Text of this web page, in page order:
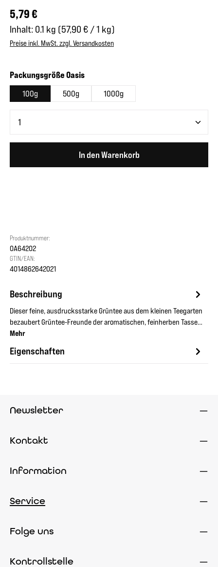
Regulärer Preis:
5,79 €
Inhalt: 0.1 kg (57,90 € / 1 kg)
Preise inkl. MwSt. zzgl. Versandkosten
Packungsgröße Oasisauswählen
100g 500g 1000g
In den Warenkorb
Produktnummer:
OA64202
GTIN/EAN:
4014862642021
Beschreibung
Dieser feine, ausdrucksstarke Grüntee aus dem kleinen Teegarten
bezaubert Grüntee-Freunde der aromatischen, feinherben Tasse…
Mehr
Eigenschaften
Newsletter
Kontakt
Information
Service
Folge uns
Kontrollstelle